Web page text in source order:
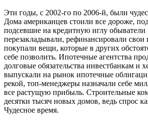
Эти годы, с 2002-го по 2006-й, были
Дома американцев стоили все дороже,
подсевшие на кредитную иглу обыватели
перезакладывали, рефинансировали
покупали вещи, которые в других
себе позволить. Ипотечные агентства
долговые обязательства инвестбанкам и
выпускали на рынок ипотечные
рекой, топ-менеджеры назначали себе
все растущую прибыль. Строительные
десятки тысяч новых домов, ведь спрос
Чудесное время.